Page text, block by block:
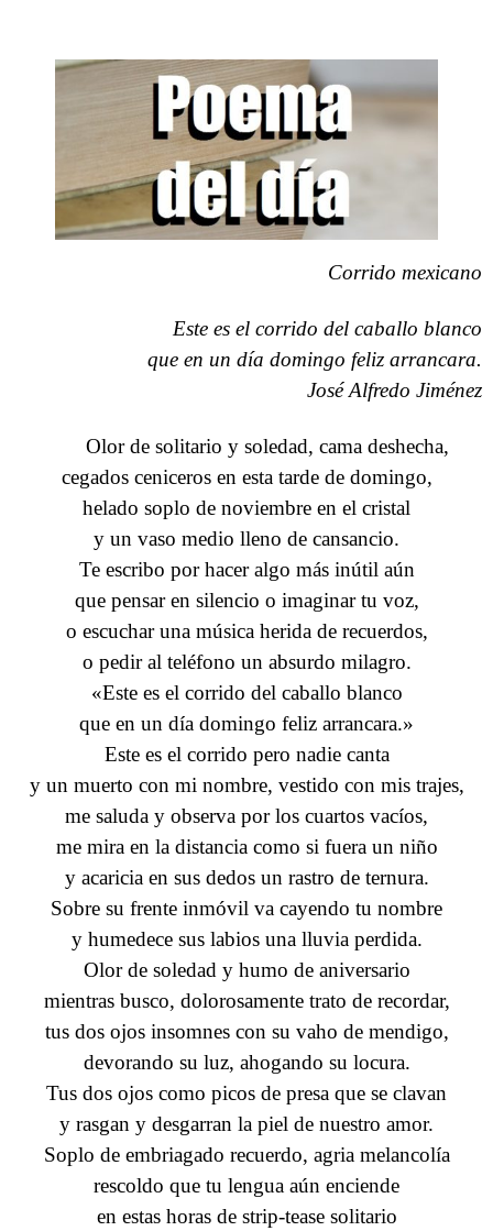
Corrido mexicano
Este es el corrido del caballo blanco
que en un día domingo feliz arrancara.
José Alfredo Jiménez
Olor de solitario y soledad, cama deshecha,
cegados ceniceros en esta tarde de domingo,
helado soplo de noviembre en el cristal
y un vaso medio lleno de cansancio.
Te escribo por hacer algo más inútil aún
que pensar en silencio o imaginar tu voz,
o escuchar una música herida de recuerdos,
o pedir al teléfono un absurdo milagro.
«Este es el corrido del caballo blanco
que en un día domingo feliz arrancara.»
Este es el corrido pero nadie canta
y un muerto con mi nombre, vestido con mis trajes,
me saluda y observa por los cuartos vacíos,
me mira en la distancia como si fuera un niño
y acaricia en sus dedos un rastro de ternura.
Sobre su frente inmóvil va cayendo tu nombre
y humedece sus labios una lluvia perdida.
Olor de soledad y humo de aniversario
mientras busco, dolorosamente trato de recordar,
tus dos ojos insomnes con su vaho de mendigo,
devorando su luz, ahogando su locura.
Tus dos ojos como picos de presa que se clavan
y rasgan y desgarran la piel de nuestro amor.
Soplo de embriagado recuerdo, agria melancolía
rescoldo que tu lengua aún enciende
en estas horas de strip-tease solitario